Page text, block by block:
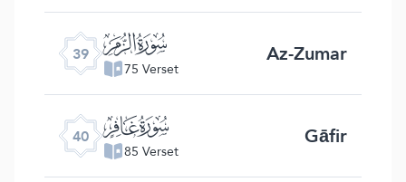
39 ﯔ
75 Verset Az-Zumar
40 ﯕ
85 Verset Gāfir